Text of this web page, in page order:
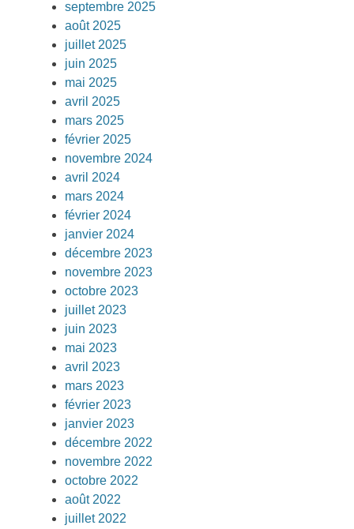
septembre 2025
août 2025
juillet 2025
juin 2025
mai 2025
avril 2025
mars 2025
février 2025
novembre 2024
avril 2024
mars 2024
février 2024
janvier 2024
décembre 2023
novembre 2023
octobre 2023
juillet 2023
juin 2023
mai 2023
avril 2023
mars 2023
février 2023
janvier 2023
décembre 2022
novembre 2022
octobre 2022
août 2022
juillet 2022